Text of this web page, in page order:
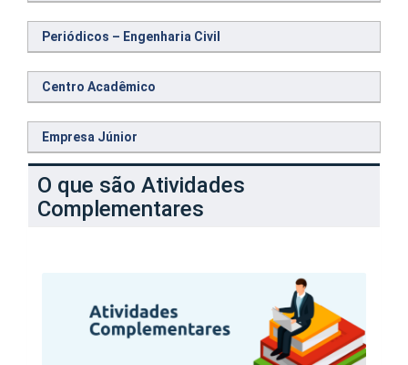
Periódicos – Engenharia Civil
Centro Acadêmico
Empresa Júnior
O que são Atividades
Complementares